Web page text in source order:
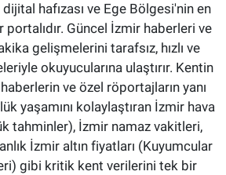
hafızası ve Ege Bölgesi'nin en
Güncel İzmir haberleri ve
gelişmelerini tarafsız, hızlı ve
okuyucularına ulaştırır. Kentin
ve özel röportajların yanı
yaşamını kolaylaştıran İzmir hava
tahminler), İzmir namaz vakitleri,
İzmir altın fiyatları (Kuyumcular
gibi kritik kent verilerini tek bir